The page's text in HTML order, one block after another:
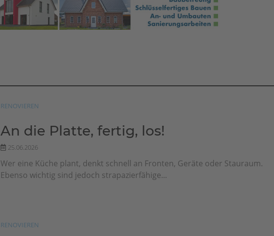
RENOVIEREN
An die Platte, fertig, los!
25.06.2026
Wer eine Küche plant, denkt schnell an Fronten, Geräte oder Stauraum.
Ebenso wichtig sind jedoch strapazierfähige...
RENOVIEREN